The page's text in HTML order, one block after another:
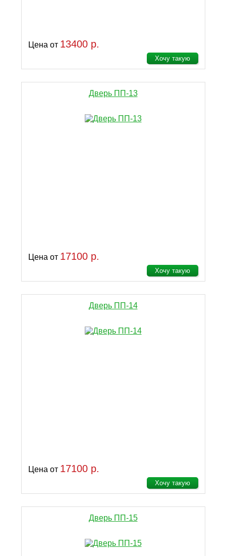
Цена от 13400 р.
Хочу такую
Дверь ПП-13
Цена от 17100 р.
Хочу такую
Дверь ПП-14
Цена от 17100 р.
Хочу такую
Дверь ПП-15